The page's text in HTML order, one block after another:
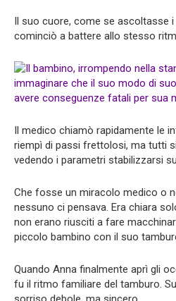
Il suo cuore, come se ascoltasse
cominciò a battere allo stesso
Il medico chiamò rapidamente le
riempì di passi frettolosi, ma tutti
vedendo i parametri stabilizzarsi
Che fosse un miracolo medico o
nessuno ci pensava. Era chiara
non erano riusciti a fare
piccolo bambino con il suo
Quando Anna finalmente aprì gli
fu il ritmo familiare del tamburo.